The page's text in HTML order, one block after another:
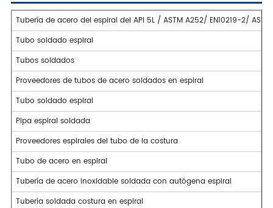
Tubería de acero del espiral del API 5L / ASTM A252/ EN10219-2/
Tubo soldado espiral
Tubos soldados
Proveedores de tubos de acero soldados en espiral
Tubo soldado espiral
Pipa espiral soldada
Proveedores espirales del tubo de la costura
Tubo de acero en espiral
Tubería de acero inoxidable soldada con autógena espiral
Tubería soldada costura en espiral